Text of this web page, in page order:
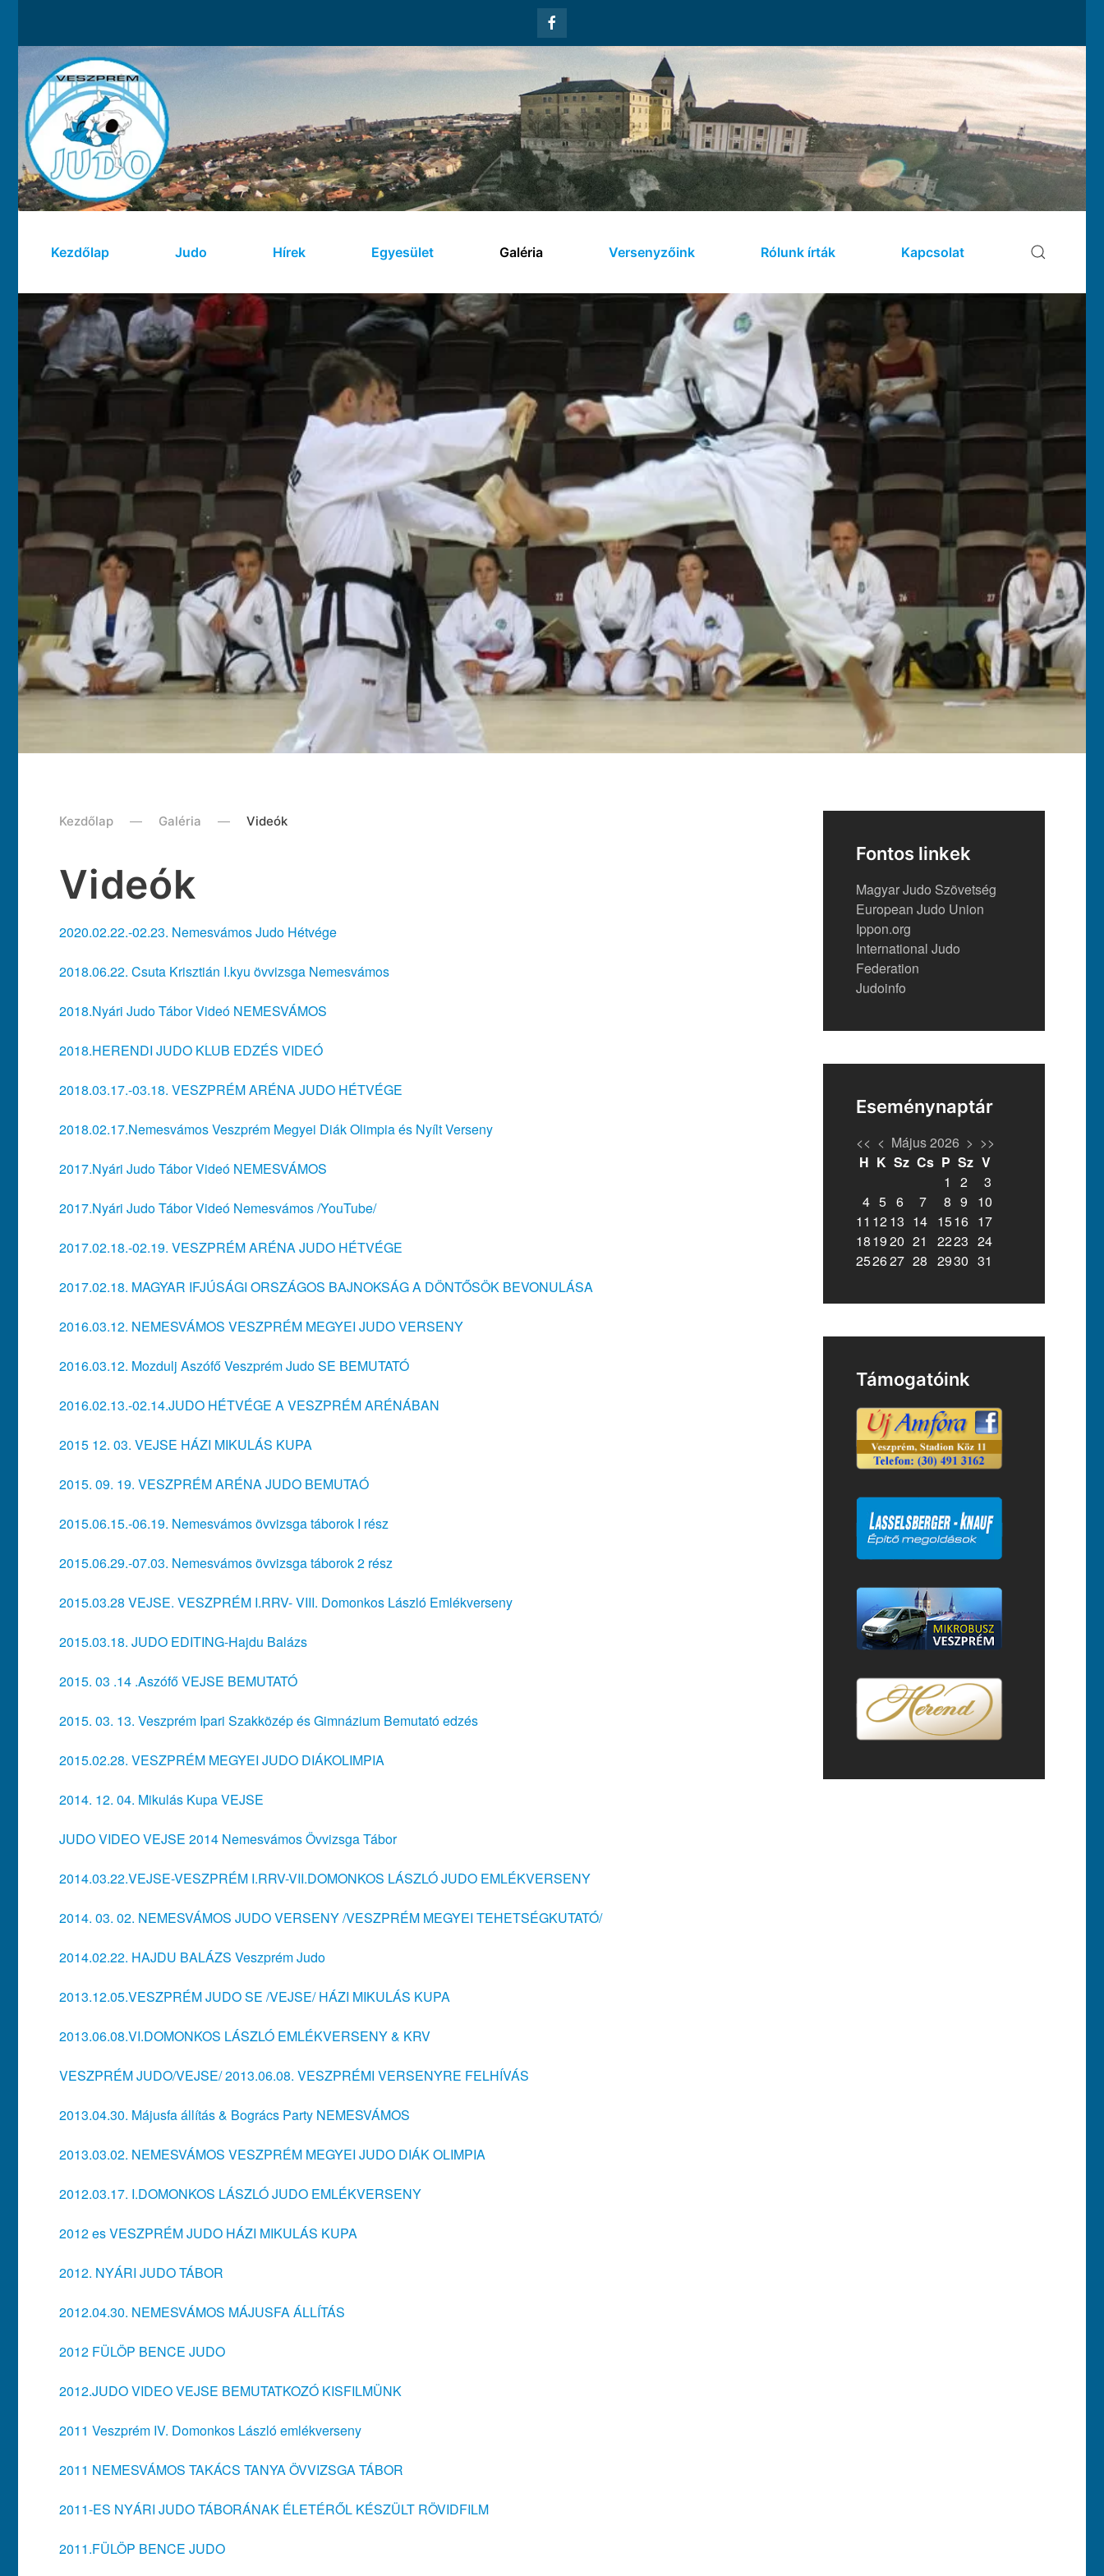
Kezdőlap Judo Hírek Egyesület Galéria Versenyzőink Rólunk írták Kapcsolat
Kezdőlap Galéria Videók
Videók
2020.02.22.-02.23. Nemesvámos Judo Hétvége
2018.06.22. Csuta Krisztián I.kyu övvizsga Nemesvámos
2018.Nyári Judo Tábor Videó NEMESVÁMOS
2018.HERENDI JUDO KLUB EDZÉS VIDEÓ
2018.03.17.-03.18. VESZPRÉM ARÉNA JUDO HÉTVÉGE
2018.02.17.Nemesvámos Veszprém Megyei Diák Olimpia és Nyílt Verseny
2017.Nyári Judo Tábor Videó NEMESVÁMOS
2017.Nyári Judo Tábor Videó Nemesvámos /YouTube/
2017.02.18.-02.19. VESZPRÉM ARÉNA JUDO HÉTVÉGE
2017.02.18. MAGYAR IFJÚSÁGI ORSZÁGOS BAJNOKSÁG A DÖNTŐSÖK BEVONULÁSA
2016.03.12. NEMESVÁMOS VESZPRÉM MEGYEI JUDO VERSENY
2016.03.12. Mozdulj Aszófő Veszprém Judo SE BEMUTATÓ
2016.02.13.-02.14.JUDO HÉTVÉGE A VESZPRÉM ARÉNÁBAN
2015 12. 03. VEJSE HÁZI MIKULÁS KUPA
2015. 09. 19. VESZPRÉM ARÉNA JUDO BEMUTAÓ
2015.06.15.-06.19. Nemesvámos övvizsga táborok I rész
2015.06.29.-07.03. Nemesvámos övvizsga táborok 2 rész
2015.03.28 VEJSE. VESZPRÉM I.RRV- VIII. Domonkos László Emlékverseny
2015.03.18. JUDO EDITING-Hajdu Balázs
2015. 03 .14 .Aszófő VEJSE BEMUTATÓ
2015. 03. 13. Veszprém Ipari Szakközép és Gimnázium Bemutató edzés
2015.02.28. VESZPRÉM MEGYEI JUDO DIÁKOLIMPIA
2014. 12. 04. Mikulás Kupa VEJSE
JUDO VIDEO VEJSE 2014 Nemesvámos Övvizsga Tábor
2014.03.22.VEJSE-VESZPRÉM I.RRV-VII.DOMONKOS LÁSZLÓ JUDO EMLÉKVERSENY
2014. 03. 02. NEMESVÁMOS JUDO VERSENY /VESZPRÉM MEGYEI TEHETSÉGKUTATÓ/
2014.02.22. HAJDU BALÁZS Veszprém Judo
2013.12.05.VESZPRÉM JUDO SE /VEJSE/ HÁZI MIKULÁS KUPA
2013.06.08.VI.DOMONKOS LÁSZLÓ EMLÉKVERSENY & KRV
VESZPRÉM JUDO/VEJSE/ 2013.06.08. VESZPRÉMI VERSENYRE FELHÍVÁS
2013.04.30. Májusfa állítás & Bogrács Party NEMESVÁMOS
2013.03.02. NEMESVÁMOS VESZPRÉM MEGYEI JUDO DIÁK OLIMPIA
2012.03.17. I.DOMONKOS LÁSZLÓ JUDO EMLÉKVERSENY
2012 es VESZPRÉM JUDO HÁZI MIKULÁS KUPA
2012. NYÁRI JUDO TÁBOR
2012.04.30. NEMESVÁMOS MÁJUSFA ÁLLÍTÁS
2012 FÜLÖP BENCE JUDO
2012.JUDO VIDEO VEJSE BEMUTATKOZÓ KISFILMÜNK
2011 Veszprém IV. Domonkos László emlékverseny
2011 NEMESVÁMOS TAKÁCS TANYA ÖVVIZSGA TÁBOR
2011-ES NYÁRI JUDO TÁBORÁNAK ÉLETÉRŐL KÉSZÜLT RÖVIDFILM
2011.FÜLÖP BENCE JUDO
Fontos linkek
Magyar Judo Szövetség
European Judo Union
Ippon.org
International Judo
Federation
Judoinfo
Eseménynaptár
<< < Május 2026 > >>
H K Sz Cs P Sz V
1
2
3
4 5 6 7 8 9
10
11 1213 14 1516 17
181920 21 2223 24
252627 28 2930 31
Támogatóink